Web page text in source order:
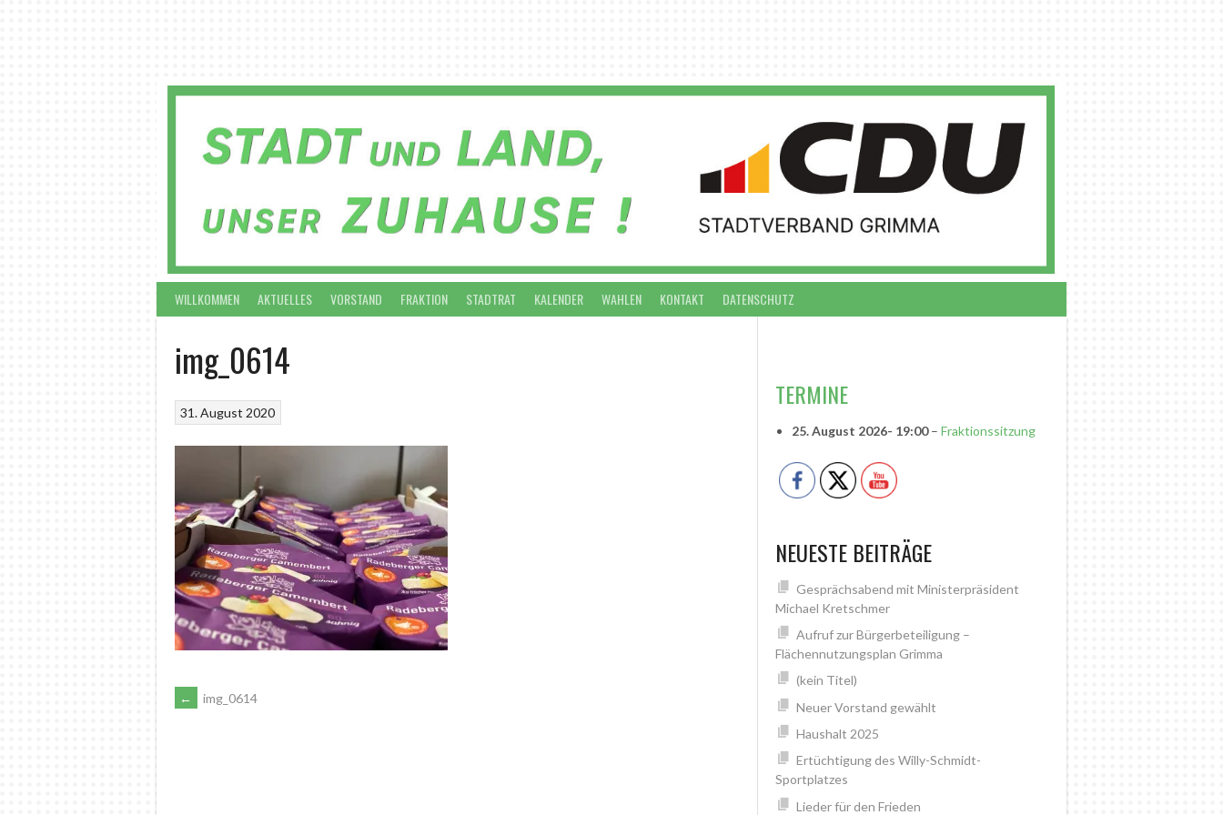
WILLKOMMEN AKTUELLES VORSTAND FRAKTION STADTRAT KALENDER WAHLEN KONTAKT DATENSCHUTZ
img_0614
31. August 2020
ARTIKEL-
← img_0614
TERMINE
25. August 2026- 19:00– Fraktionssitzung
NEUESTE BEITRÄGE
Gesprächsabend mit Ministerpräsident
Michael Kretschmer
Aufruf zur Bürgerbeteiligung –
Flächennutzungsplan Grimma
(kein Titel)
Neuer Vorstand gewählt
Haushalt 2025
Ertüchtigung des Willy-Schmidt-
Sportplatzes
Lieder für den Frieden